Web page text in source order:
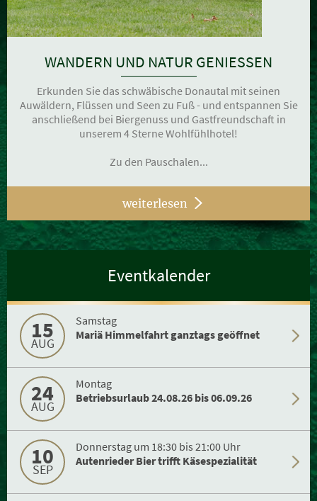
WANDERN UND NATUR GENIESSEN
Erkunden Sie das schwäbische Donautal mit seinen
Auwäldern, Flüssen und Seen zu Fuß - und entspannen Sie
anschließend bei Biergenuss und Gastfreundschaft in
unserem 4 Sterne Wohlfühlhotel!
Zu den Pauschalen...
weiterlesen
Eventkalender
15
AUG
Samstag
Mariä Himmelfahrt ganztags geöffnet
24
AUG
Montag
Betriebsurlaub 24.08.26 bis 06.09.26
10
SEP
Donnerstag um 18:30 bis 21:00 Uhr
Autenrieder Bier trifft Käsespezialität